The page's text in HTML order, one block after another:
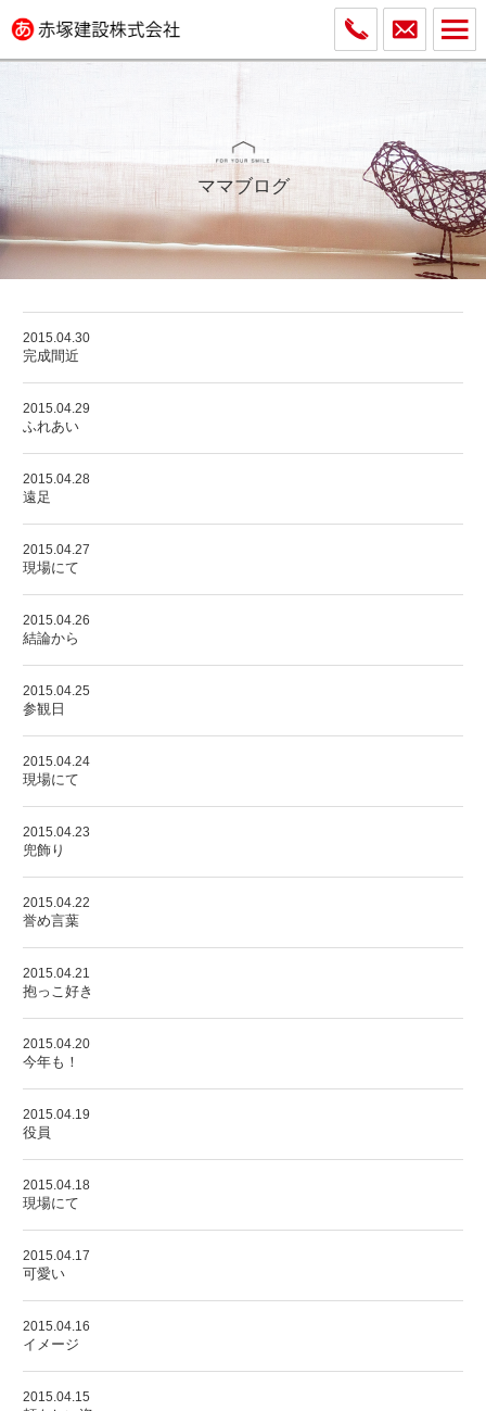
ママブログ
2015.04.30
完成間近
2015.04.29
ふれあい
2015.04.28
遠足
2015.04.27
現場にて
2015.04.26
結論から
2015.04.25
参観日
2015.04.24
現場にて
2015.04.23
兜飾り
2015.04.22
誉め言葉
2015.04.21
抱っこ好き
2015.04.20
今年も！
2015.04.19
役員
2015.04.18
現場にて
2015.04.17
可愛い
2015.04.16
イメージ
2015.04.15